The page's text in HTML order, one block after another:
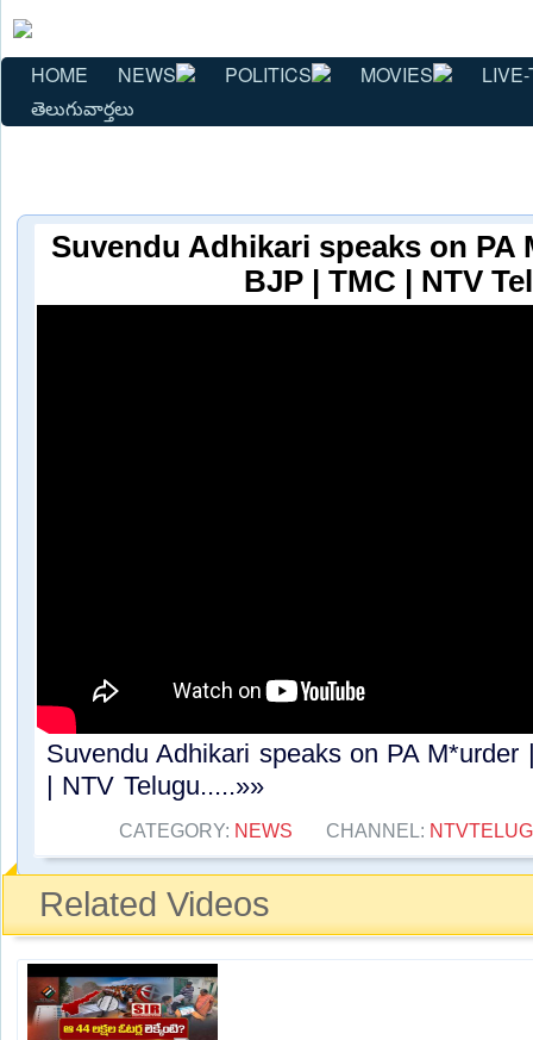
HOME NEWS POLITICS MOVIES
తెలుగువార్తలు
Suvendu Adhikari speaks on PA
BJP | TMC | NTV
Suvendu Adhikari speaks on PA
| NTV Telugu.....»»
CATEGORY: NEWS CHANNEL:
Related Videos